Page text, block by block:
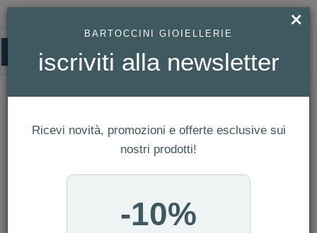
HOMEPAGE OROLOGIO MIDO RAINFLOWER REF. M043.207.11.106.00
Orologio Mido Rainflower Ref.
M043.207.11.106.00
×
BARTOCCINI GIOIELLERIE
iscriviti alla newsletter
Ricevi novità, promozioni e offerte esclusive sui
nostri prodotti!
-10%